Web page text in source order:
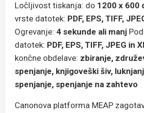
Ločljivost tiskanja: do 1200 x 600
vrste datotek: PDF, EPS, TIFF,
Ogrevanje: 4 sekunde ali manj
datotek: PDF, EPS, TIFF, JPEG in
končne obdelave: zbiranje,
spenjanje, knjigoveški šiv,
spenjanje, spenjanje na zahtevo
Canonova platforma MEAP